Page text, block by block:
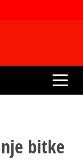
bitke